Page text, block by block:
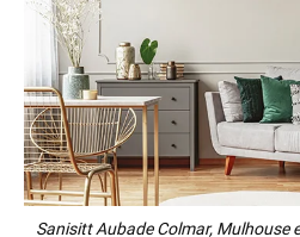
Sanisitt Aubade Colmar, Mulhouse